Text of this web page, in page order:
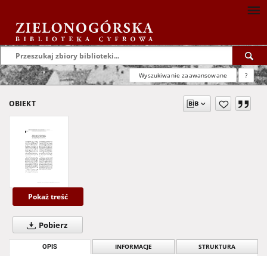
Wyszukiwanie zaawansowane ?
OBIEKT
Pokaż treść
Pobierz
OPIS INFORMACJE STRUKTURA